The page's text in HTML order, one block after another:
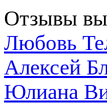
Отзывы
Любовь
Алексей
Юлиана